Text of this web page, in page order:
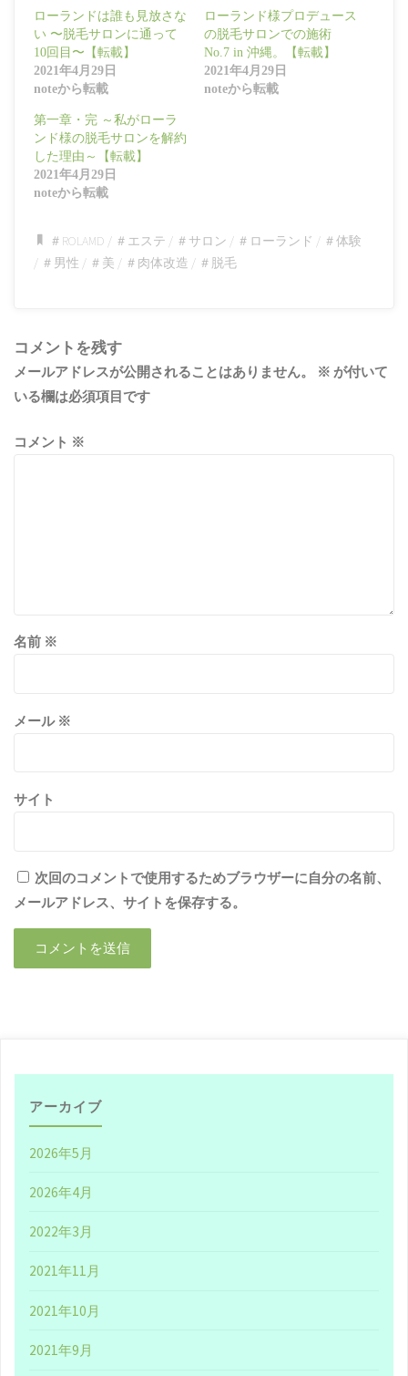
ローランドは誰も見放さな
い 〜脱毛サロンに通って
10回目〜【転載】
2021年4月29日
noteから転載
ローランド様プロデュース
の脱毛サロンでの施術
No.7 in 沖縄。【転載】
2021年4月29日
noteから転載
第一章・完 ～私がローラ
ンド様の脱毛サロンを解約
した理由～【転載】
2021年4月29日
noteから転載
＃ROLAMD / ＃エステ / ＃サロン / ＃ローランド / ＃体験
/ ＃男性 / ＃美 / ＃肉体改造 / ＃脱毛
コメントを残す
メールアドレスが公開されることはありません。
※ が付いて
いる欄は必須項目です
コメント ※
名前 ※
メール ※
サイト
次回のコメントで使用するためブラウザーに自分の名前、
メールアドレス、サイトを保存する。
アーカイブ
2026年5月
2026年4月
2022年3月
2021年11月
2021年10月
2021年9月